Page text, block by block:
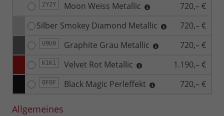
2Y2Y Moon Weiss Metallic
720,– €
Silber Smokey Diamond Metallic
720,– €
U9U9 Graphite Grau Metallic 720,– €
K1K1 Velvet Rot Metallic 1.190,– €
0F0F Black Magic Perleffekt 720,– €
Allgemeines